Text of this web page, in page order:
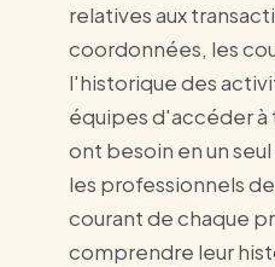
relatives aux
coordonnées, les
l'historique des
équipes d'accéder
ont besoin en un
les professionnels
courant de chaque
comprendre leur